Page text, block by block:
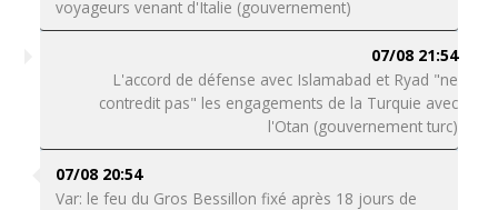
voyageurs venant d'Italie (gouvernement)
07/08 21:54
L'accord de défense avec Islamabad et Ryad "ne
contredit pas" les engagements de la Turquie avec
l'Otan (gouvernement turc)
07/08 20:54
Var: le feu du Gros Bessillon fixé après 18 jours de